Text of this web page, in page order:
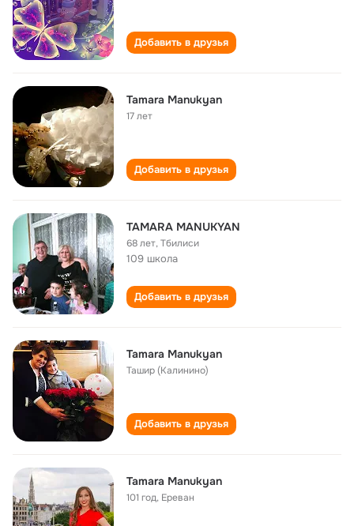
Добавить в друзья
Tamara Manukyan
17 лет
Добавить в друзья
TAMARA MANUKYAN
68 лет,Тбилиси
109 школа
Добавить в друзья
Tamara Manukyan
Ташир (Калинино)
Добавить в друзья
Tamara Manukyan
101 год, Ереван